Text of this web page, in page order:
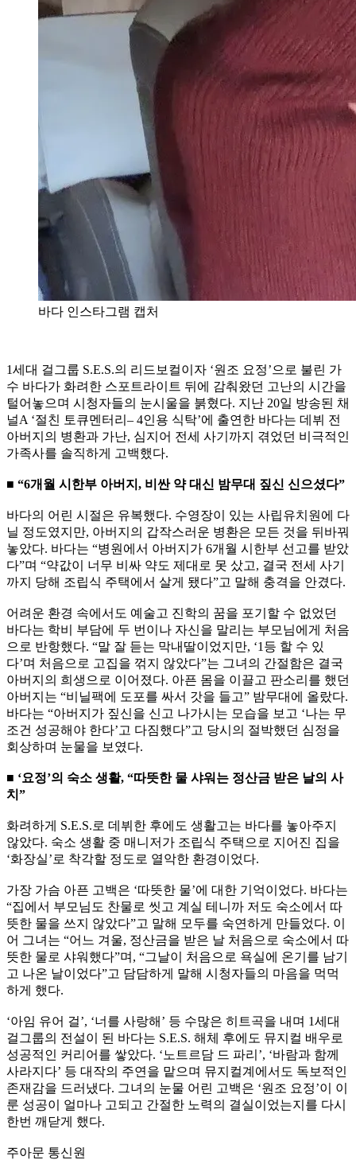
바다 인스타그램 캡처
1세대 걸그룹 S.E.S.의 리드보컬이자 ‘원조 요정’으로 불린 가
수 바다가 화려한 스포트라이트 뒤에 감춰왔던 고난의 시간을
털어놓으며 시청자들의 눈시울을 붉혔다. 지난 20일 방송된 채
널A ‘절친 토큐멘터리– 4인용 식탁’에 출연한 바다는 데뷔 전
아버지의 병환과 가난, 심지어 전세 사기까지 겪었던 비극적인
가족사를 솔직하게 고백했다.
■ “6개월 시한부 아버지, 비싼 약 대신 밤무대 짚신 신으셨다”
바다의 어린 시절은 유복했다. 수영장이 있는 사립유치원에 다
닐 정도였지만, 아버지의 갑작스러운 병환은 모든 것을 뒤바꿔
놓았다. 바다는 “병원에서 아버지가 6개월 시한부 선고를 받았
다”며 “약값이 너무 비싸 약도 제대로 못 샀고, 결국 전세 사기
까지 당해 조립식 주택에서 살게 됐다”고 말해 충격을 안겼다.
어려운 환경 속에서도 예술고 진학의 꿈을 포기할 수 없었던
바다는 학비 부담에 두 번이나 자신을 말리는 부모님에게 처음
으로 반항했다. “말 잘 듣는 막내딸이었지만, ‘1등 할 수 있
다’며 처음으로 고집을 꺾지 않았다”는 그녀의 간절함은 결국
아버지의 희생으로 이어졌다. 아픈 몸을 이끌고 판소리를 했던
아버지는 “비닐팩에 도포를 싸서 갓을 들고” 밤무대에 올랐다.
바다는 “아버지가 짚신을 신고 나가시는 모습을 보고 ‘나는 무
조건 성공해야 한다’고 다짐했다”고 당시의 절박했던 심정을
회상하며 눈물을 보였다.
■ ‘요정’의 숙소 생활, “따뜻한 물 샤워는 정산금 받은 날의 사
치”
화려하게 S.E.S.로 데뷔한 후에도 생활고는 바다를 놓아주지
않았다. 숙소 생활 중 매니저가 조립식 주택으로 지어진 집을
‘화장실’로 착각할 정도로 열악한 환경이었다.
가장 가슴 아픈 고백은 ‘따뜻한 물’에 대한 기억이었다. 바다는
“집에서 부모님도 찬물로 씻고 계실 테니까 저도 숙소에서 따
뜻한 물을 쓰지 않았다”고 말해 모두를 숙연하게 만들었다. 이
어 그녀는 “어느 겨울, 정산금을 받은 날 처음으로 숙소에서 따
뜻한 물로 샤워했다”며, “그날이 처음으로 욕실에 온기를 남기
고 나온 날이었다”고 담담하게 말해 시청자들의 마음을 먹먹
하게 했다.
‘아임 유어 걸’, ‘너를 사랑해’ 등 수많은 히트곡을 내며 1세대
걸그룹의 전설이 된 바다는 S.E.S. 해체 후에도 뮤지컬 배우로
성공적인 커리어를 쌓았다. ‘노트르담 드 파리’, ‘바람과 함께
사라지다’ 등 대작의 주연을 맡으며 뮤지컬계에서도 독보적인
존재감을 드러냈다. 그녀의 눈물 어린 고백은 ‘원조 요정’이 이
룬 성공이 얼마나 고되고 간절한 노력의 결실이었는지를 다시
한번 깨닫게 했다.
주아문 통신원